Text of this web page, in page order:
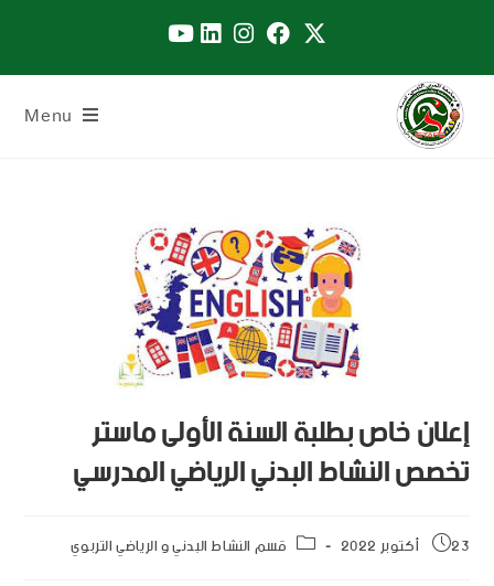
Menu
إعلان خاص بطلبة السنة الأولى ماستر
تخصص النشاط البدني الرياضي المدرسي
23 أكتوبر 2022 قسم النشاط البدني و الرياضي التربوي